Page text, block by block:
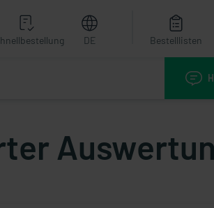
DE Bestelllisten